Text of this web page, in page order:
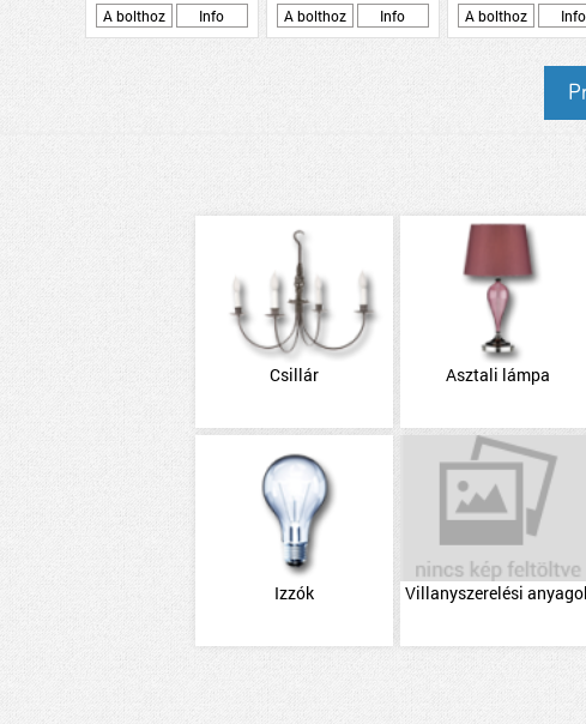
A bolthoz
Info
A bolthoz
Info
A bolthoz
Info
Csillár Asztali lámpa
Izzók Villanyszerelési